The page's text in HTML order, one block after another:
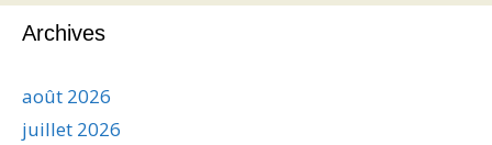
Archives
août 2026
juillet 2026